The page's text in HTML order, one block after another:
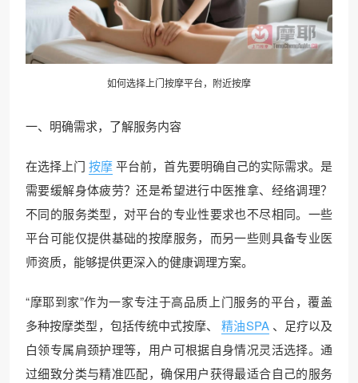
如何选择上门按摩平台， 附近按摩
一、明确需求，了解服务内容
在选择上门 按摩 平台前，首先要明确自己的实际需求。是
需要缓解身体疲劳？还是希望进行中医推拿、经络调理？
不同的服务类型，对平台的专业性要求也不尽相同。一些
平台可能仅提供基础的按摩服务，而另一些则具备专业医
师资质，能够提供更深入的健康调理方案。
“摩耶到家”作为一家专注于高品质上门服务的平台，覆盖
多种按摩类型，包括传统中式按摩、
精油SPA 、足疗以及
白领专属肩颈护理等，用户可根据自身情况灵活选择。通
过细致分类与精准匹配，确保用户获得最适合自己的服务